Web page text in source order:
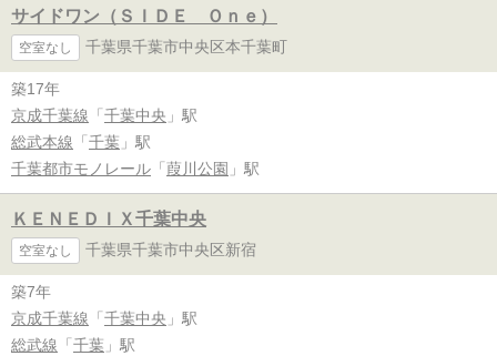
サイドワン（ＳＩＤＥ Ｏｎｅ）
空室なし 千葉県千葉市中央区本千葉町
築17年
京成千葉線 「 千葉中央 」駅
総武本線 「 千葉 」駅
千葉都市モノレール 「 葭川公園 」駅
ＫＥＮＥＤＩＸ千葉中央
空室なし 千葉県千葉市中央区新宿
築7年
京成千葉線 「 千葉中央 」駅
総武線 「 千葉 」駅